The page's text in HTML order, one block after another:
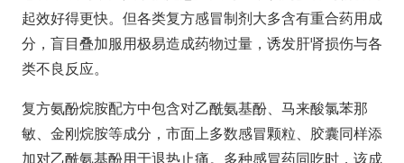
起效好得更快。但各类复方感冒制剂大多含有重合药用成
分，盲目叠加服用极易造成药物过量，诱发肝肾损伤与各
类不良反应。
复方氨酚烷胺配方中包含对乙酰氨基酚、马来酸氯苯那
敏、金刚烷胺等成分，市面上多数感冒颗粒、胶囊同样添
加对乙酰氨基酚用于退热止痛。多种感冒药同吃时，该成